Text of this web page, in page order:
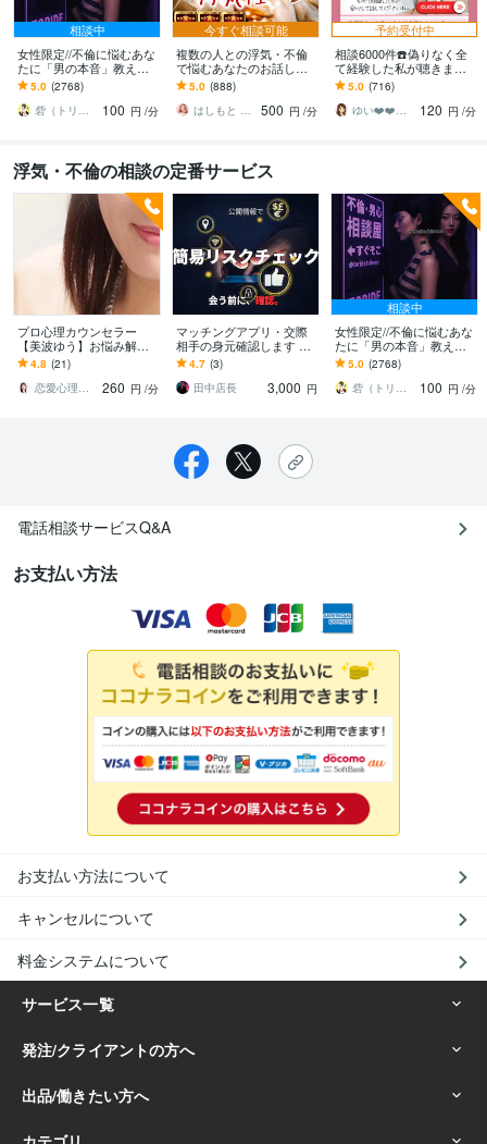
相談中
女性限定//不倫に悩むあな
たに「男の本音」教えま
す 彼の言葉は本当なの？
【言葉と裏腹な彼の行動
の意味】を教えます
5.0 (2768)
砦（トリデ）
100 円 /分
今すぐ相談可能
複数の人との浮気・不倫
で悩むあなたのお話し聴
きます 満たされないその
気持ちと本当の思いを全
部丸ごと受けとめます！
5.0 (888)
はしもと ゆっこ♡救急こころの相談室
500 円 /分
予約受付中
相談6000件☎️偽りなく全
て経験した私が聴きます
✅辛い／別れ／復縁／不倫
20年の経験から何でも話
して下さい
5.0 (716)
ゆい❤️❤️癒しの心友
120 円 /分
浮気・不倫の相談の定番サービス
プロ心理カウンセラー
【美波ゆう】お悩み解決
します 婚外恋愛•不倫•W
不倫 誰にも言えない苦
しいお悩みに対応♪
4.8 (21)
恋愛心理カウンセラー 美波 ゆう
260 円 /分
マッチングアプリ・交際
相手の身元確認します 浮
気・経歴詐称・素行を公
開情報でチェック！
4.7 (3)
田中店長
3,000 円
相談中
女性限定//不倫に悩むあな
たに「男の本音」教えま
す 彼の言葉は本当なの？
【言葉と裏腹な彼の行動
の意味】を教えます
5.0 (2768)
砦（トリデ）
100 円 /分
電話相談サービスQ&A
お支払い方法
お支払い方法について
キャンセルについて
料金システムについて